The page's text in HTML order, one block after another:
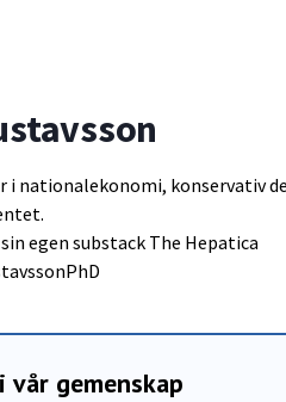
i nationalekonomi, konservativ
egen substack The Hepatica
vår gemenskap